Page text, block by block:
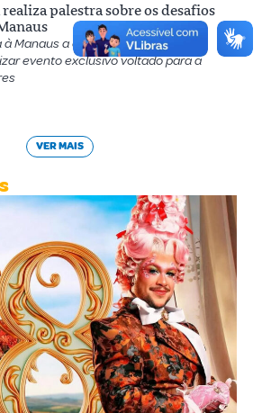
palestra sobre os desafios
Manaus a convite de um grupo de
evento exclusivo voltado para a
VER MAIS